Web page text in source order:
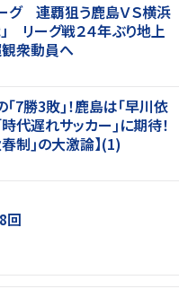
グ 連覇狙う鹿島ＶＳ横浜
リーグ戦２４年ぶり地上
衆動員へ
｢7勝3敗｣！鹿島は｢早川依
代遅れサッカー｣に期待！
制｣の大激論】(1)
回